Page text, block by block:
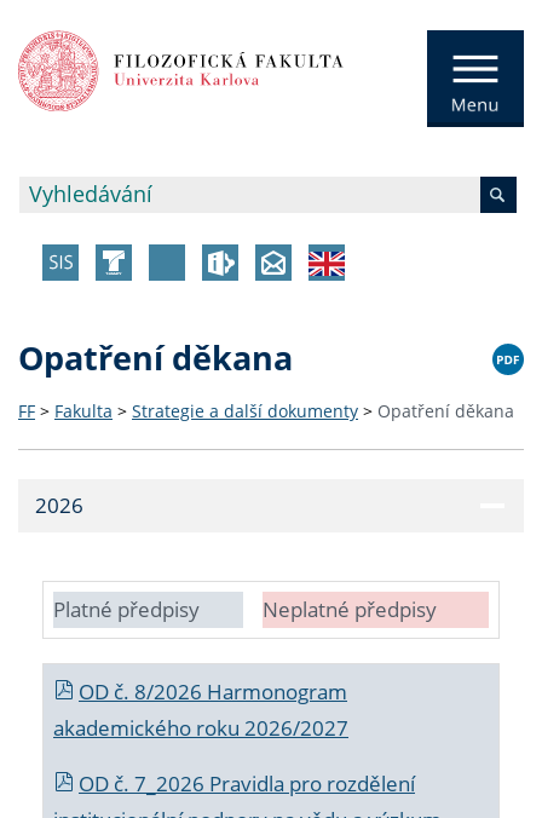
Opatření děkana
FF > Fakulta > Strategie a další dokumenty > Opatření děkana
2026
Platné předpisy Neplatné předpisy
OD č. 8/2026 Harmonogram
akademického roku 2026/2027
OD č. 7_2026 Pravidla pro rozdělení